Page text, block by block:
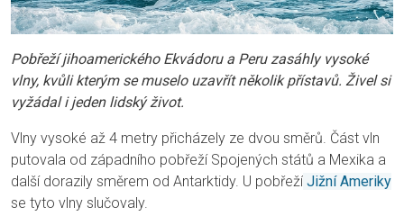
Pobřeží jihoamerického Ekvádoru a Peru zasáhly vysoké
vlny, kvůli kterým se muselo uzavřít několik přístavů. Živel si
vyžádal i jeden lidský život.
Vlny vysoké až 4 metry přicházely ze dvou směrů. Část vln
putovala od západního pobřeží Spojených států a Mexika a
další dorazily směrem od Antarktidy. U pobřeží Jižní Ameriky
se tyto vlny slučovaly.